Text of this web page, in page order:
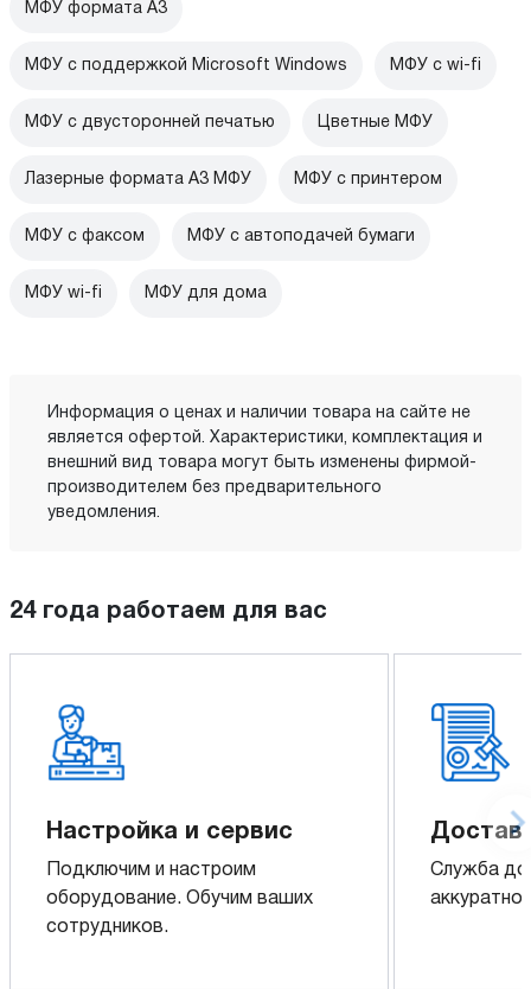
МФУ формата А3
МФУ с поддержкой Microsoft Windows МФУ c wi-fi
МФУ с двусторонней печатью Цветные МФУ
Лазерные формата А3 МФУ МФУ с принтером
МФУ с факсом МФУ с автоподачей бумаги
МФУ wi-fi МФУ для дома
Информация о ценах и наличии товара на сайте не
является офертой. Характеристики, комплектация и
внешний вид товара могут быть изменены фирмой-
производителем без предварительного
уведомления.
24 года работаем для вас
Настройка и сервис
Подключим и настроим
оборудование. Обучим ваших
сотрудников.
Служба
аккуратно